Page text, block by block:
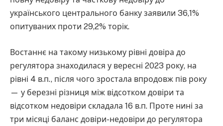
українського центрального банку заявили 36,1%
опитуваних проти 29,2% торік.
Востаннє на такому низькому рівні довіра до
регулятора знаходилася у вересні 2023 року, на
рівні 4 в.п., після чого зростала впродовж пів року
— у березні різниця між відсотком довіри та
відсотком недовіри складала 16 в.п. Проте нині за
три місяці баланс довіри-недовіри до регулятора